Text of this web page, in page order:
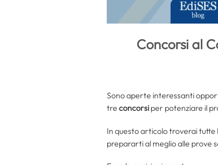
Concorsi al
Sono aperte interessanti
tre concorsi per potenziare il
In questo articolo troverai tutte
prepararti al meglio alle prove